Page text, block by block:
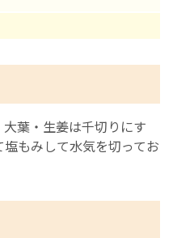
葉・生姜は千切りにす
もみして水気を切ってお